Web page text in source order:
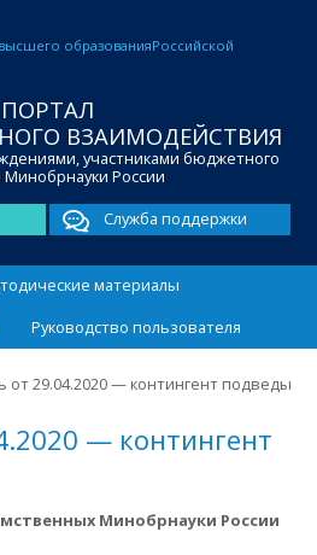
высшего образованияРоссийской
ПОРТАЛ
ВЗАИМОДЕЙСТВИЯ
участниками бюджетного
Минобрнауки России
Служба поддержки
материалы
Руководство пользователя
от 29.04.2020 — контингент подведы
— контингент
Минобрнауки России